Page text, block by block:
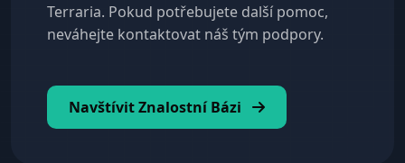
Terraria. Pokud potřebujete další pomoc,
neváhejte kontaktovat náš tým podpory.
Navštívit Znalostní Bázi